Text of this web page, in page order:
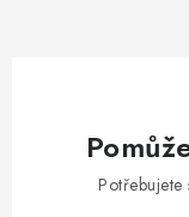
Potřebujete